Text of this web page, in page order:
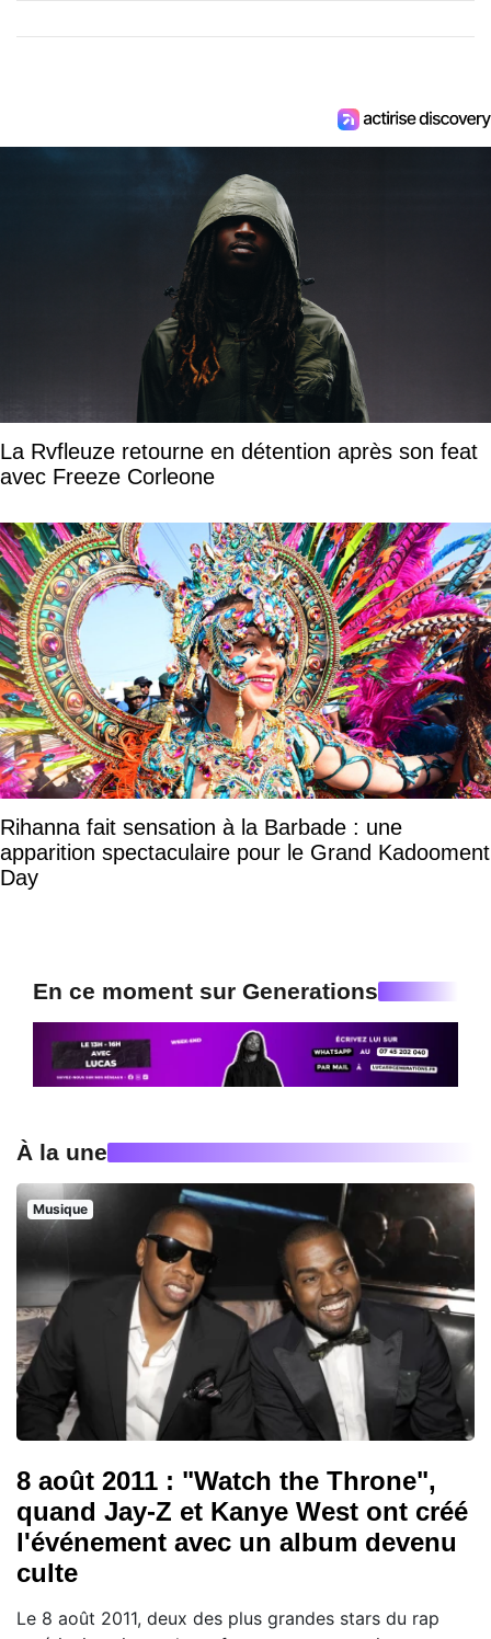
La Rvfleuze retourne en détention après son feat
avec Freeze Corleone
Rihanna fait sensation à la Barbade : une
apparition spectaculaire pour le Grand Kadooment
Day
En ce moment sur Generations
À la une
Musique
8 août 2011 : "Watch the Throne",
quand Jay-Z et Kanye West ont créé
l'événement avec un album devenu
culte
Le 8 août 2011, deux des plus grandes stars du rap